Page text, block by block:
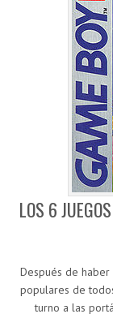
LOS 6
Después de
populares de
turno a las